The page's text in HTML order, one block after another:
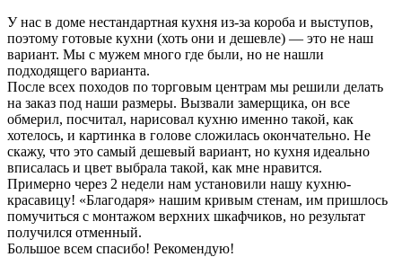
У нас в доме нестандартная кухня из-за короба и выступов,
поэтому готовые кухни (хоть они и дешевле) — это не наш
вариант. Мы с мужем много где были, но не нашли
подходящего варианта.
После всех походов по торговым центрам мы решили делать
на заказ под наши размеры. Вызвали замерщика, он все
обмерил, посчитал, нарисовал кухню именно такой, как
хотелось, и картинка в голове сложилась окончательно. Не
скажу, что это самый дешевый вариант, но кухня идеально
вписалась и цвет выбрала такой, как мне нравится.
Примерно через 2 недели нам установили нашу кухню-
красавицу! «Благодаря» нашим кривым стенам, им пришлось
помучиться с монтажом верхних шкафчиков, но результат
получился отменный.
Большое всем спасибо! Рекомендую!